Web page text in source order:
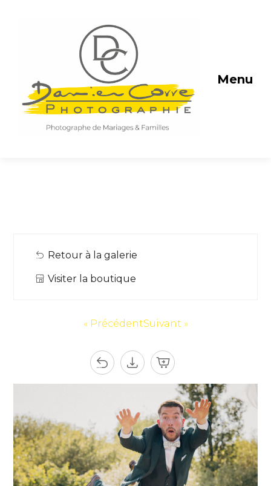
Menu
Retour à la galerie
Visiter la boutique
« PrécédentSuivant »